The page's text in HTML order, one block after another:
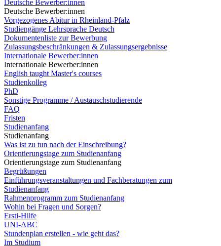
Deutsche Bewerber:innen
Deutsche Bewerber:innen
Vorgezogenes Abitur in Rheinland-Pfalz
Studiengänge Lehrsprache Deutsch
Dokumentenliste zur Bewerbung
Zulassungsbeschränkungen & Zulassungsergebnisse
Internationale Bewerber:innen
Internationale Bewerber:innen
English taught Master's courses
Studienkolleg
PhD
Sonstige Programme / Austauschstudierende
FAQ
Fristen
Studienanfang
Studienanfang
Was ist zu tun nach der Einschreibung?
Orientierungstage zum Studienanfang
Orientierungstage zum Studienanfang
Begrüßungen
Einführungsveranstaltungen und Fachberatungen zum
Studienanfang
Rahmenprogramm zum Studienanfang
Wohin bei Fragen und Sorgen?
Ersti-Hilfe
UNI-ABC
Stundenplan erstellen - wie geht das?
Im Studium